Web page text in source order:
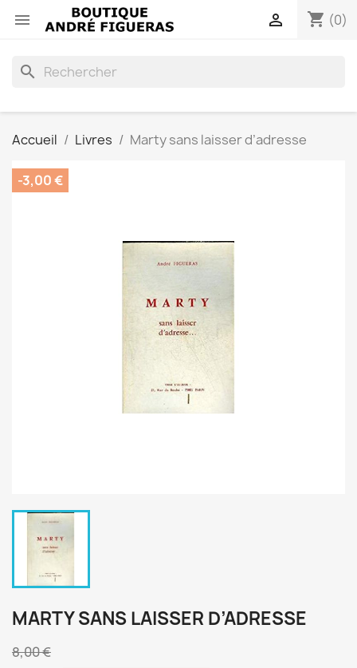
 shopping_cart (0)

search
Accueil Livres Marty sans laisser d’adresse
-3,00 €
MARTY SANS LAISSER D’ADRESSE
8,00 €